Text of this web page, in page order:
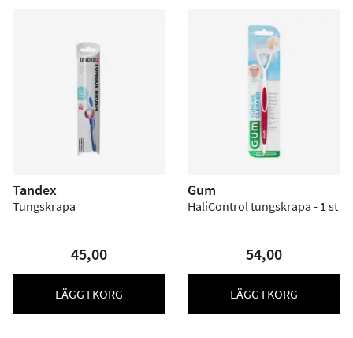
Tandex
Tungskrapa
45,00
LÄGG I KORG
Gum
HaliControl tungskrapa - 1 st
54,00
LÄGG I KORG